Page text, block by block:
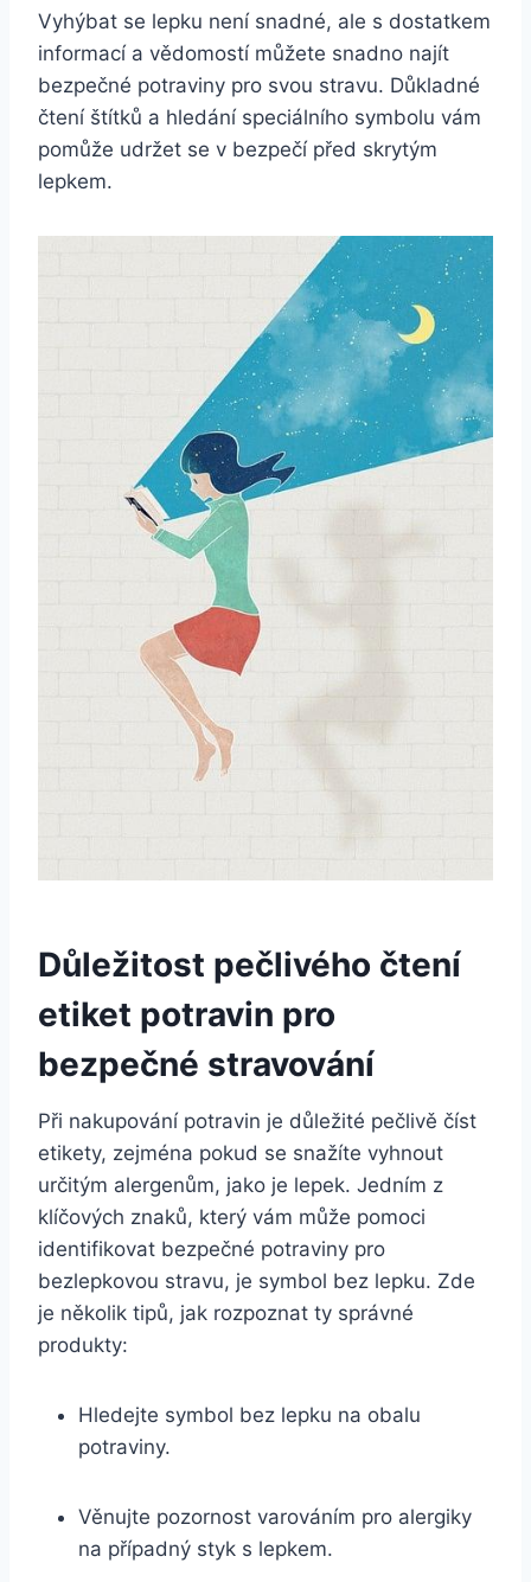
Vyhýbat se lepku není snadné, ale s dostatkem
informací a vědomostí můžete snadno najít
bezpečné potraviny pro svou stravu. Důkladné
čtení štítků a hledání speciálního symbolu vám
pomůže udržet se v bezpečí před skrytým
lepkem.
Důležitost pečlivého čtení
etiket potravin pro
bezpečné stravování
Při nakupování potravin je důležité pečlivě číst
etikety, zejména pokud se snažíte vyhnout
určitým alergenům, jako je lepek. Jedním z
klíčových znaků, který vám může pomoci
identifikovat bezpečné potraviny pro
bezlepkovou stravu, je symbol bez lepku. Zde
je několik tipů, jak rozpoznat ty správné
produkty:
Hledejte symbol bez lepku na obalu
potraviny.
Věnujte pozornost varováním pro alergiky
na případný styk s lepkem.